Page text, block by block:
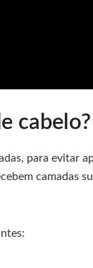
cabelo?
para evitar
camadas